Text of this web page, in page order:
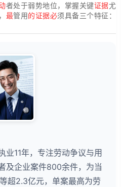
者处于弱势地位，掌握关键证据尤
最管用的证据必须具备三个特征：
业11年，专注劳动争议与用
及企业案件800余件，为当
超2.3亿元，单案最高为劳